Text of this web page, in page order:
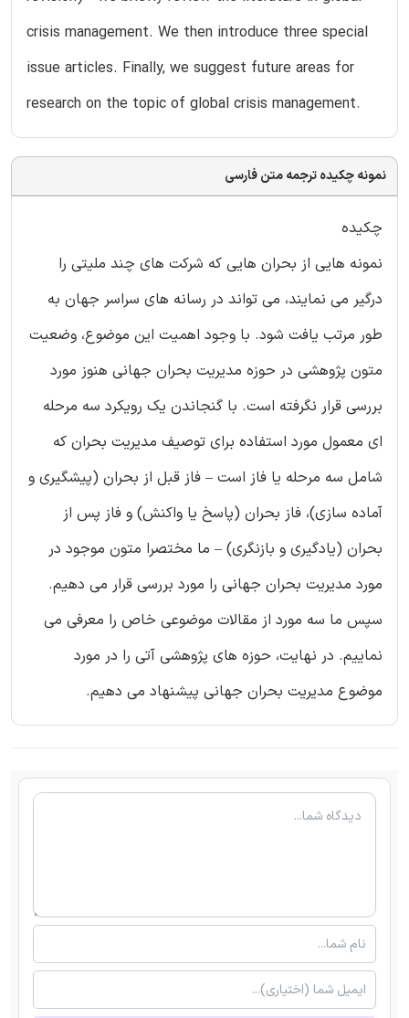
crisis management. We then introduce three special
issue articles. Finally, we suggest future areas for
research on the topic of global crisis management.
نمونه چکیده ترجمه متن فارسی
چکیده
نمونه هایی از بحران هایی که شرکت های چند ملیتی را
درگیر می نمایند، می تواند در رسانه های سراسر جهان به
طور مرتب یافت شود. با وجود اهمیت این موضوع، وضعیت
متون پژوهشی در حوزه مدیریت بحران جهانی هنوز مورد
بررسی قرار نگرفته است. با گنجاندن یک رویکرد سه مرحله
ای معمول مورد استفاده برای توصیف مدیریت بحران که
شامل سه مرحله یا فاز است – فاز قبل از بحران (پیشگیری و
آماده سازی)، فاز بحران (پاسخ یا واکنش) و فاز پس از
بحران (یادگیری و بازنگری) – ما مختصرا متون موجود در
مورد مدیریت بحران جهانی را مورد بررسی قرار می دهیم.
سپس ما سه مورد از مقالات موضوعی خاص را معرفی می
نماییم. در نهایت، حوزه‌ های پژوهشی آتی را در مورد
موضوع مدیریت بحران جهانی پیشنهاد می دهیم.